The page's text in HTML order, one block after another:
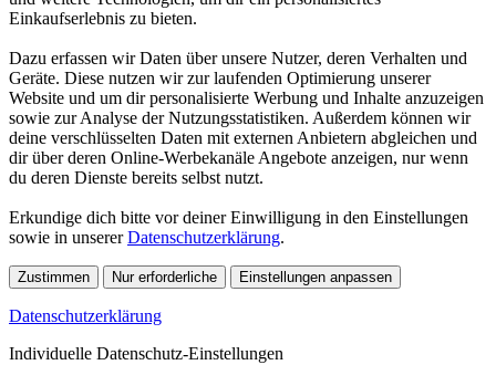
Einkaufserlebnis zu bieten.
Dazu erfassen wir Daten über unsere Nutzer, deren Verhalten und
Geräte. Diese nutzen wir zur laufenden Optimierung unserer
Website und um dir personalisierte Werbung und Inhalte anzuzeigen
sowie zur Analyse der Nutzungsstatistiken. Außerdem können wir
deine verschlüsselten Daten mit externen Anbietern abgleichen und
dir über deren Online-Werbekanäle Angebote anzeigen, nur wenn
du deren Dienste bereits selbst nutzt.
Erkundige dich bitte vor deiner Einwilligung in den Einstellungen
sowie in unsererDatenschutzerklärung.
Zustimmen Nur erforderliche Einstellungen anpassen
Datenschutzerklärung
Individuelle Datenschutz-Einstellungen